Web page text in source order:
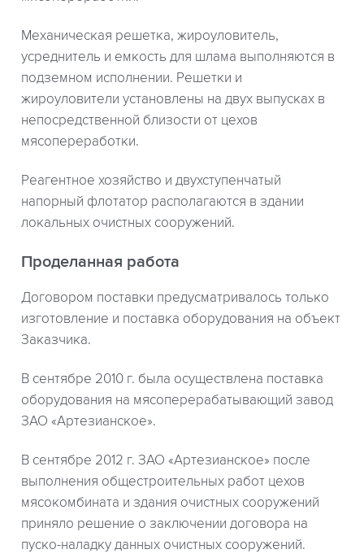
Механическая решетка, жироуловитель,
усреднитель и емкость для шлама выполняются в
подземном исполнении. Решетки и
жироуловители установлены на двух выпусках в
непосредственной близости от цехов
мясопереработки.
Реагентное хозяйство и двухступенчатый
напорный флотатор располагаются в здании
локальных очистных сооружений.
Проделанная работа
Договором поставки предусматривалось только
изготовление и поставка оборудования на объект
Заказчика.
В сентябре 2010 г. была осуществлена поставка
оборудования на мясоперерабатывающий завод
ЗАО «Артезианское».
В сентябре 2012 г. ЗАО «Артезианское» после
выполнения общестроительных работ цехов
мясокомбината и здания очистных сооружений
приняло решение о заключении договора на
пуско-наладку данных очистных сооружений.